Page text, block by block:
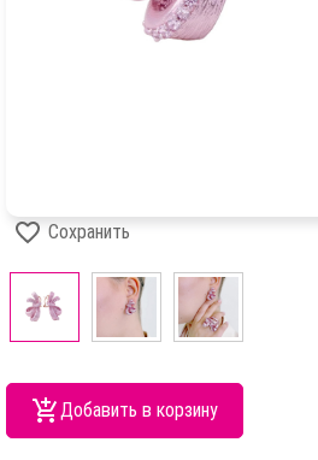
Сохранить
Добавить в корзину